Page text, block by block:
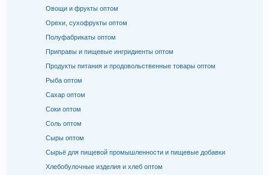
Овощи и фрукты оптом
Орехи, сухофрукты оптом
Полуфабрикаты оптом
Приправы и пищевые ингридиенты оптом
Продукты питания и продовольственные товары оптом
Рыба оптом
Сахар оптом
Соки оптом
Соль оптом
Сыры оптом
Сырьё для пищевой промышленности и пищевые добавки
Хлебобулочные изделия и хлеб оптом